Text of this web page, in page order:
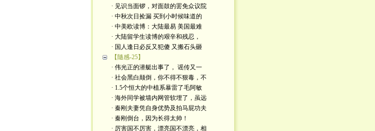
· 见识当面锣，对面鼓的罢免众议院
· 中秋次日捡漏 买到小时候味道的
· 中美欧读博：大陆最易 美国最难
· 大陆留学生读博的艰辛和残忍，
· 国人逢日必反又犯傻 又搬石头砸
【隨感-25】
· 伟光正的潜艇出事了， 谣传又一
· 社会黑白颠倒，你不得不狠毒，不
· 1.5个恒大的中植系暴雷了毛阿敏
· 海外同学被墙内网管软埋了，虽远
· 秦刚夫妻凭自身优势及拍马屁功夫
· 秦刚倒台，因为长得太帅！
· 厉害国不厉害，漂亮国不漂亮，相